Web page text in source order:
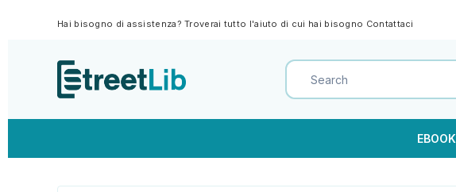
Hai bisogno di assistenza? Troverai tutto l'aiuto di cui hai bisogno Contattaci
EBOOK